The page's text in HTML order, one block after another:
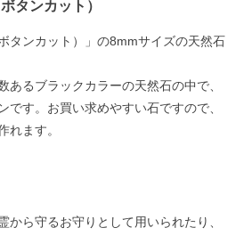
タンカット）
タンカット）」の8mmサイズの天然石
あるブラックカラーの天然石の中で、
です。お買い求めやすい石ですので、
れます。
から守るお守りとして用いられたり、